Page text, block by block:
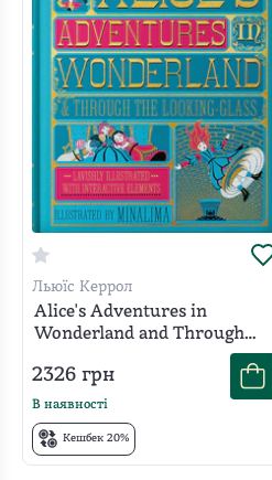
Льюїс Керрол
Alice's Adventures in
Wonderland and Through
the Looking-Glass. MinaLima
Edition
2326 грн
В наявності
Кешбек 20%